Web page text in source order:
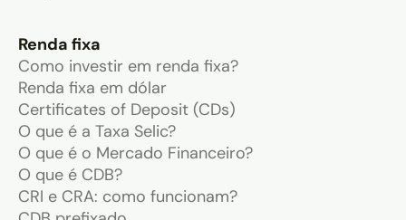
Renda fixa
Como investir em renda fixa?
Renda fixa em dólar
Certificates of Deposit (CDs)
O que é a Taxa Selic?
O que é o Mercado Financeiro?
O que é CDB?
CRI e CRA: como funcionam?